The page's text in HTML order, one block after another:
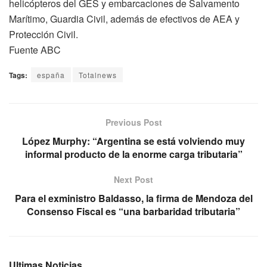
helicópteros del GES y embarcaciones de Salvamento
Marítimo, Guardia Civil, además de efectivos de AEA y
Protección Civil.
Fuente ABC
Tags: españa Totalnews
Previous Post
López Murphy: “Argentina se está volviendo muy
informal producto de la enorme carga tributaria”
Next Post
Para el exministro Baldasso, la firma de Mendoza del
Consenso Fiscal es “una barbaridad tributaria”